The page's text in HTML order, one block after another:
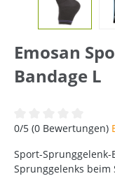
Emosan
Bandage L
Durchschnittliche
0/5 (0 Bewertungen)
Sport-
Sprunggelenks beim